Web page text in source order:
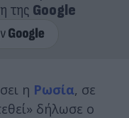
της Google
η Ρωσία, σε
δήλωσε ο